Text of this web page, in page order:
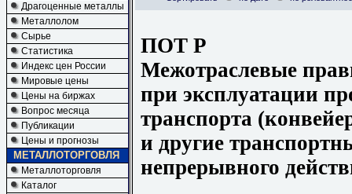
Драгоценные металлы
Металлолом
Сырье
Статистика
Индекс цен России
Мировые цены
Цены на биржах
Вопрос месяца
Публикации
Цены и прогнозы
МЕТАЛЛОТОРГОВЛЯ
Металлоторговля
Каталог
ПОТ Р
Межотраслевые
при эксплуатации
транспорта
и другие
непрерывного